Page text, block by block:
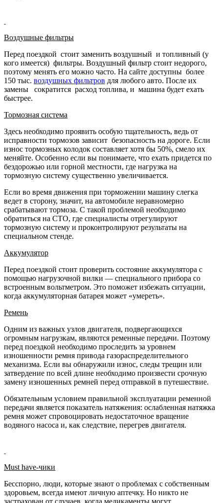
Воздушные фильтры
Перед поездкой стоит заменить воздушный и топливный (у
кого имеется) фильтры. Воздушный фильтр стоит недорого,
поэтому менять его можно часто. На сайте доступны более
150 тыс. воздушных фильтров для любого авто. После их
замены сократится расход топлива, и машина будет ехать
быстрее.
Тормозная система
Здесь необходимо проявить особую тщательность, ведь от
исправности тормозов зависит безопасность на дороге. Если
износ тормозных колодок составляет хотя бы 50%, смело их
меняйте. Особенно если вы понимаете, что ехать придется по
бездорожью или горной местности, где нагрузка на
тормозную систему существенно увеличивается.
Если во время движения при торможении машину слегка
ведет в сторону, значит, на автомобиле неравномерно
срабатывают тормоза. С такой проблемой необходимо
обратиться на СТО, где специалисты отрегулируют
тормозную систему и проконтролируют результаты на
специальном стенде.
Аккумулятор
Перед поездкой стоит проверить состояние аккумулятора с
помощью нагрузочной вилки — специального прибора со
встроенным вольтметром. Это поможет избежать ситуации,
когда аккумуляторная батарея может «умереть».
Ремень
Одним из важных узлов двигателя, подвергающихся
огромным нагрузкам, являются ременные передачи. Поэтому
перед поездкой необходимо проследить за уровнем
изношенности ремня привода газораспределительного
механизма. Если вы обнаружили износ, следы трещин или
затвердение по всей длине необходимо произвести срочную
замену изношенных ремней перед отправкой в путешествие.
Обязательным условием правильной эксплуатации ременной
передачи является показатель натяжения: ослабленная натяжка
ремня может спровоцировать недостаточное вращение
водяного насоса и, как следствие, перегрев двигателя.
Must have-чики
Бесспорно, люди, которые знают о проблемах с собственным
здоровьем, всегда имеют личную аптечку. Но никто не
застрахован от случаев, когда медикаменты могут